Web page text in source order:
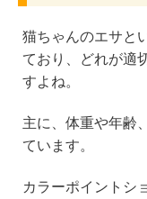
猫ちゃんのエサと
ており、どれが適
すよね。
主に、体重や年齢
ています。
カラーポイントシ